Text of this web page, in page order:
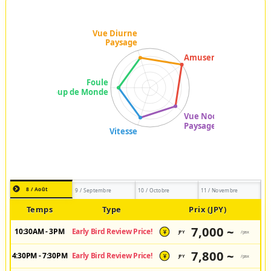
8 / Août 9 / Septembre 10 / Octobre 11 / Novembre
Temps Type Prix (JPY)
10:30AM - 3PM Early Bird Review Price! ¥ JPY 7,000 ~ /pax
4:30PM - 7:30PM Early Bird Review Price! ¥ JPY 7,800 ~ /pax